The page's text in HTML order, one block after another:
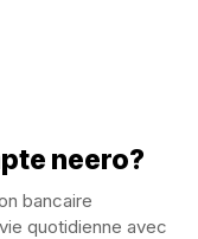
neero?
bancaire
quotidienne avec